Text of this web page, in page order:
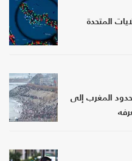
المتحدة
المغرب إلى